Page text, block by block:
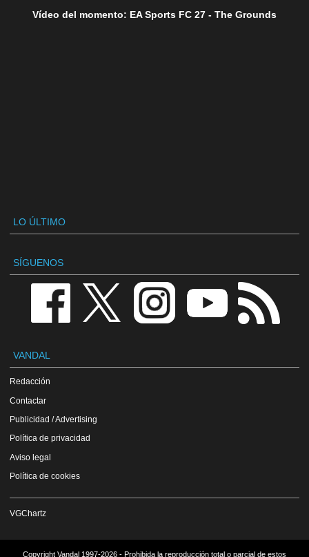
Vídeo del momento: EA Sports FC 27 - The Grounds
LO ÚLTIMO
SÍGUENOS
VANDAL
Redacción
Contactar
Publicidad / Advertising
Política de privacidad
Aviso legal
Política de cookies
VGChartz
Copyright Vandal 1997-2026 - Prohibida la reproducción total o parcial de estos